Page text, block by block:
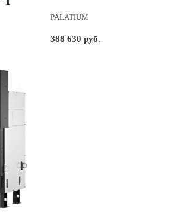
PALATIUM
388 630 руб.